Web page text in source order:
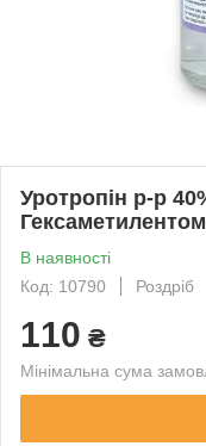
Уротропін р-р
В наявності
Код: 10790
Роздріб
110 ₴
Мінімальна сума